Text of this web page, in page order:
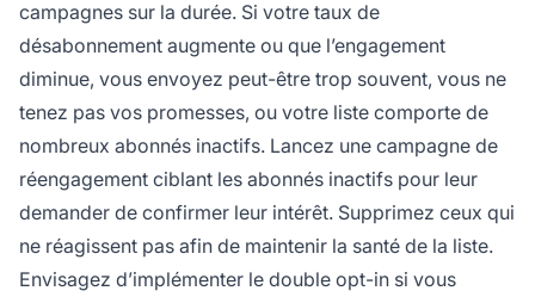
campagnes sur la durée. Si votre taux de
désabonnement augmente ou que l’engagement
diminue, vous envoyez peut-être trop souvent, vous ne
tenez pas vos promesses, ou votre liste comporte de
nombreux abonnés inactifs. Lancez une campagne de
réengagement ciblant les abonnés inactifs pour leur
demander de confirmer leur intérêt. Supprimez ceux qui
ne réagissent pas afin de maintenir la santé de la liste.
Envisagez d’implémenter le double opt-in si vous